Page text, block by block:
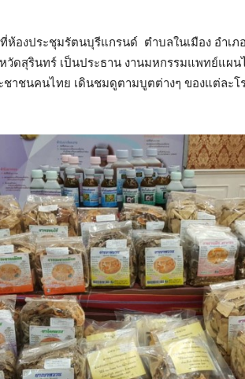
ห้องประชุมรัตนบุรีแกรนด์ ตำบลในเมือง อำเภ
หวัดสุรินทร์ เป็นประธาน งานมหกรรมแพทย์แผ
าชนคนไทย เดินชมดูตามบูตต่างๆ ของแต่ละโร